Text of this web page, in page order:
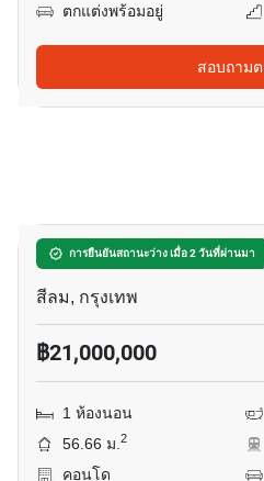
ตกแต่งพร้อมอยู่
สอบถาม
การยืนยันสถานะว่าง เมื่อ 2 วันที่ผ่านมา
ศาลาแดง วัน
สีลม, กรุงเทพ
฿21,000,000
1 ห้องนอน
56.66 ม.2
คอนโด